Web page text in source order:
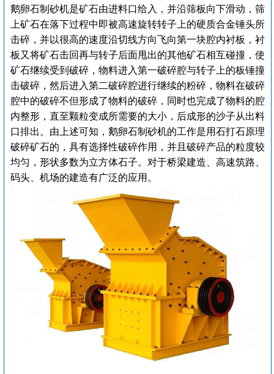
鹅卵石制砂机是矿石由进料口给入，并沿筛板向下滑动，筛
上矿石在落下过程中即被高速旋转转子上的硬质合金锤头所
击碎，并以很高的速度沿切线方向飞向第一块腔内衬板，衬
板又将矿石击回再与转子后面甩出的其他矿石相互碰撞，使
矿石继续受到破碎，物料进入第一破碎腔与转子上的板锤撞
击破碎，然后进入第二破碎腔进行继续的粉碎，物料在破碎
腔中的破碎不但形成了物料的破碎，同时也完成了物料的腔
内整形，直至颗粒变成所需要的大小，后成形的沙子从出料
口排出。由上述可知，鹅卵石制砂机的工作是用石打石原理
破碎矿石的，具有选择性破碎作用，并且破碎产品的粒度较
均匀，形状多数为立方体石子。对于桥梁建造、高速筑路、
码头、机场的建造有广泛的应用。